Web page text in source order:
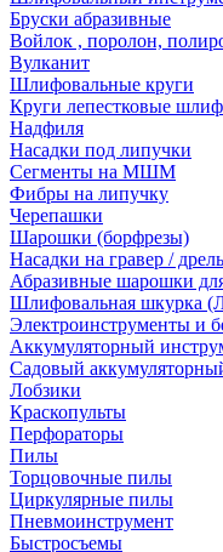
Бруски абразивные
Войлок , поролон,
Вулканит
Шлифовальные круги
Круги лепестковые
Надфиля
Насадки под липучки
Сегменты на МШМ
Фибры на липучку
Черепашки
Шарошки (борфрезы)
Насадки на гравер / дрель
Абразивные шарошки
Шлифовальная шкурка
Электроинструменты и
Аккумуляторный
Садовый
Лобзики
Краскопульты
Перфораторы
Пилы
Торцовочные пилы
Циркулярные пилы
Пневмоинструмент
Быстросъемы